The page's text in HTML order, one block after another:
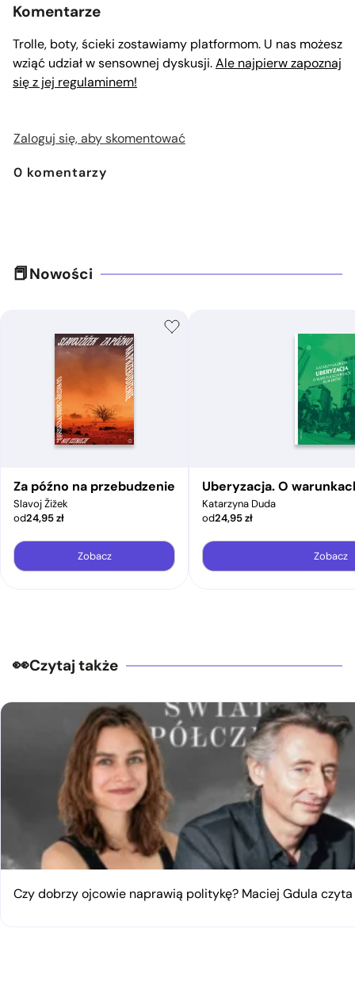
Komentarze
Trolle, boty, ścieki zostawiamy platformom. U nas możesz
wziąć udział w sensownej dyskusji.Ale najpierw zapoznaj
się z jej regulaminem!
Zaloguj się, aby skomentować
0 komentarzy
Nowości
Za późno na przebudzenie
Slavoj Žižek
od24,95zł
Zobacz
Uberyzacja. O
Katarzyna Duda
od24,95zł
Zobacz
Czytaj także
Czy dobrzy ojcowie naprawią politykę? Maciej Gdula czyta